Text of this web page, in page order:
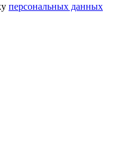
персональных данных